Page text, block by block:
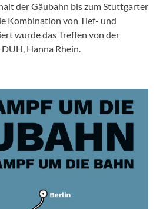
der Gäubahn bis zum Stuttgarter
Kombination von Tief- und
wurde das Treffen von der
Hanna Rhein.